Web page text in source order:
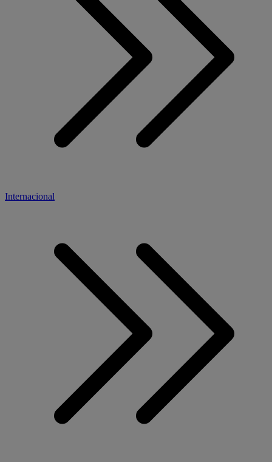
Internacional